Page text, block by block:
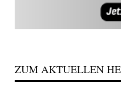
ZUM AKTUELLEN